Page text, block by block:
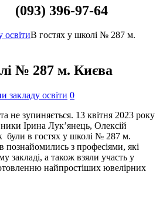
(093) 396-97-64
освітиВ гостях у школі № 287 м.
№ 287 м. Києва
закладу освіти 0
не зупиняється. 13 квітня 2023 року
Ірина Лук’янець, Олексій
в гостях у школі № 287 м.
познайомились з професіями, які
закладі, а також взяли участь у
найпростіших ювелірних